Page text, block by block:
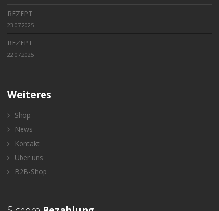
REZEPT
23.07.2025
REZEPT
22.07.2025
Weiteres
Shop
News
Kontakt
Über uns
B2B-Shop